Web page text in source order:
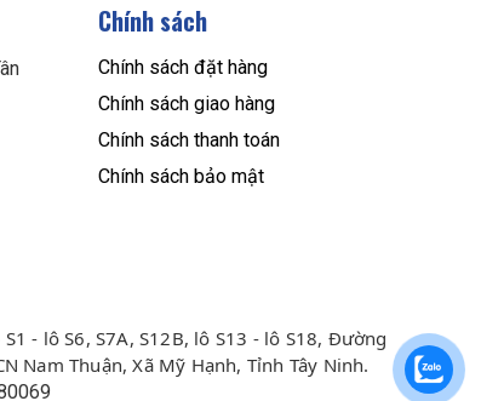
Chính sách
Chính sách đặt hàng
Chính sách giao hàng
Chính sách thanh toán
Chính sách bảo mật
S1 - lô S6, S7A, S12B, lô S13 - lô S18, Đường
Nam Thuận, Xã Mỹ Hạnh, Tỉnh Tây Ninh.